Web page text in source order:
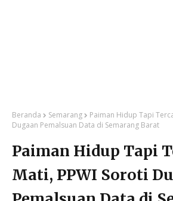
Beranda Semarang
Paiman Hidup Tapi
Dugaan Pemalsuan Data di Semarang Barat
Paiman Hidup Tapi
Mati, PPWI Soroti